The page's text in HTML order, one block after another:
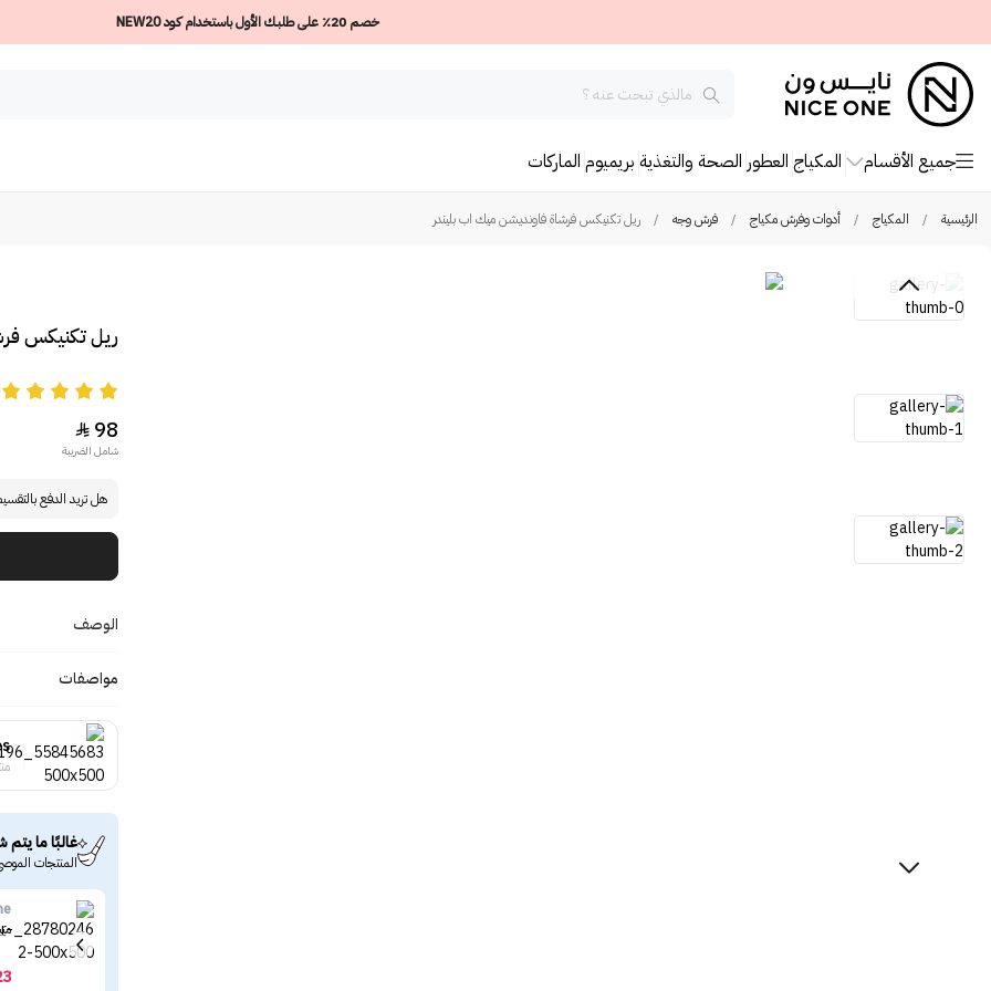
خصم 20٪ على طلبك الأول باستخدام كود NEW20
جميع الأقسام المكياج العطور الصحة والتغذية بريميوم الماركات
الرئيسية / المكياج / أدوات وفرش مكياج / فرش وجه / ريل تكنيكس فرشاة فاونديشن ميك اب بليندر
ريل تكنيكس
98

شامل الضريبة
هل تريد الدفع
الوصف
مواصفات
غالبًا ما يتم
المنتجات